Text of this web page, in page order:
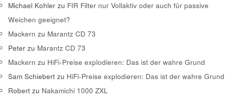
Michael Kohler zu FIR Filter nur Vollaktiv oder auch für passive
Weichen geeignet?
Mackern zu Marantz CD 73
Peter zu Marantz CD 73
Mackern zu HiFi-Preise explodieren: Das ist der wahre Grund
Sam Schiebert zu HiFi-Preise explodieren: Das ist der wahre Grund
Robert zu Nakamichi 1000 ZXL